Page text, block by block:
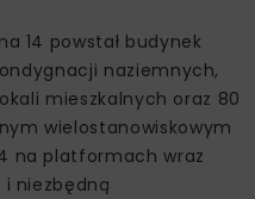
14 powstał budynek
naziemnych,
mieszkalnych oraz 80
wielostanowiskowym
na platformach wraz
niezbędną